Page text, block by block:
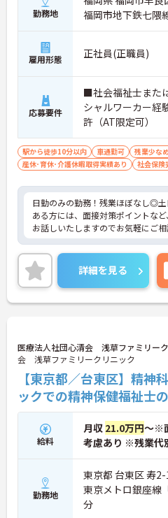
勤務地
福岡市地下鉄七隈
雇用形態 正社員(正職員)
応募要件
■社会福祉士また
シャルワーカー経
許（AT限定可）
駅から徒歩10分以内 車通勤可 残業少なめ
産休･育休･介護休暇取得実績あり
社会保険
日勤のみの勤務！残業ほぼなし◎
ある方には、面接対策ポイントな
お話しいたしますのでお気軽にご相
詳細を見る
医療法人社団心清会 浅草ファミリー
会 浅草ファミリークリニック
【東京都／台東区】精神
ックでの精神保健福祉士
給料
月収 21.0万円～※
考慮あり ※残業代
勤務地
東京都 台東区 寿
東京メトロ銀座線
分